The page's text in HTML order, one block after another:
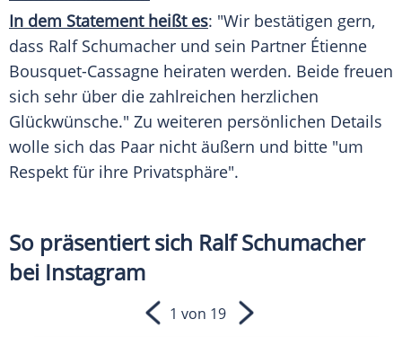
In dem Statement heißt es: "Wir bestätigen gern,
dass Ralf Schumacher und sein Partner Étienne
Bousquet-Cassagne heiraten werden. Beide freuen
sich sehr über die zahlreichen herzlichen
Glückwünsche." Zu weiteren persönlichen Details
wolle sich das Paar nicht äußern und bitte "um
Respekt für ihre Privatsphäre".
So präsentiert sich Ralf Schumacher
bei Instagram
1 von 19